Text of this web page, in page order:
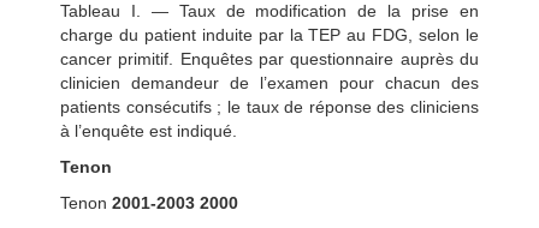
Tableau I. — Taux de modification de la prise en
charge du patient induite par la TEP au FDG, selon le
cancer primitif. Enquêtes par questionnaire auprès du
clinicien demandeur de l’examen pour chacun des
patients consécutifs ; le taux de réponse des cliniciens
à l’enquête est indiqué.
Tenon
Tenon 2001-2003 2000